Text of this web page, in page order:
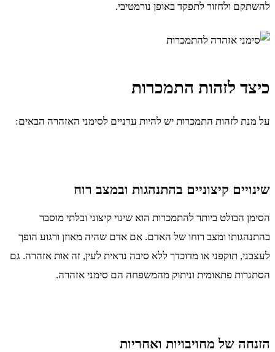
להשתקם ולחזור לתפקד באופן נורמטיבי.
כיצד לזהות התמכרות
על מנת לזהות התמכרות יש להיות ערניים לסימני האזהרה הבאים:
שינויים קיצוניים בהתנהגות ובמצב רוח
הסימן הבולט ביותר להתמכרות הוא שינוי קיצוני ובלתי מוסבר
בהתנהגותו ומצב רוחו של האדם. אם אדם שהיה מאוזן ורגוע הופך
לעצבני, תוקפני או מדוכדך ללא סיבה נראית לעין, זה אות אזהרה. גם
הסתגרות פתאומית וניתוק מהמשפחה הם סימני אזהרה.
הזנחה של מחויבויות ואחריות